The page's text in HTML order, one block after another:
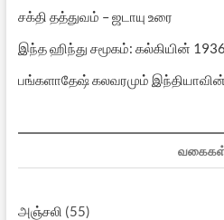
சக்தி தத்துவம் – ஜடாயு உரை
இந்த ஹிந்து சமூகம்: கல்கியின்
பங்களாதேஷ் கலவரமும்
அஞ்சலி (55)